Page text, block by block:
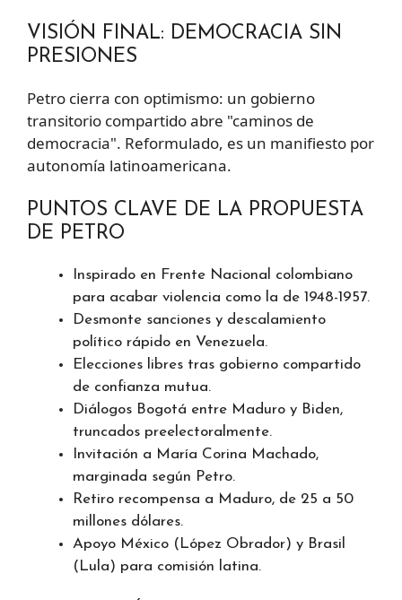
VISIÓN FINAL: DEMOCRACIA SIN
PRESIONES
Petro cierra con optimismo: un gobierno
transitorio compartido abre "caminos de
democracia". Reformulado, es un manifiesto por
autonomía latinoamericana.
PUNTOS CLAVE DE LA PROPUESTA
DE PETRO
Inspirado en Frente Nacional colombiano
para acabar violencia como la de 1948-1957.
Desmonte sanciones y descalamiento
político rápido en Venezuela.
Elecciones libres tras gobierno compartido
de confianza mutua.
Diálogos Bogotá entre Maduro y Biden,
truncados preelectoralmente.
Invitación a María Corina Machado,
marginada según Petro.
Retiro recompensa a Maduro, de 25 a 50
millones dólares.
Apoyo México (López Obrador) y Brasil
(Lula) para comisión latina.